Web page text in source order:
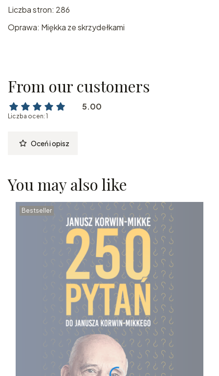
Liczba stron: 286
Oprawa: Miękka ze skrzydełkami
From our customers
5.00
Liczba ocen: 1
Oceń i opisz
You may also like
Bestseller